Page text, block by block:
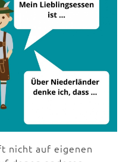
nicht auf eigenen